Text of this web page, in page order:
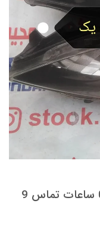
لطفا تماس بگیرید 09121890859 ساعات تماس 9